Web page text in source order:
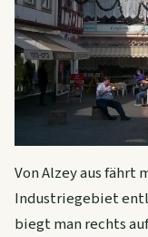
Von Alzey aus fährt
Industriegebiet
biegt man rechts